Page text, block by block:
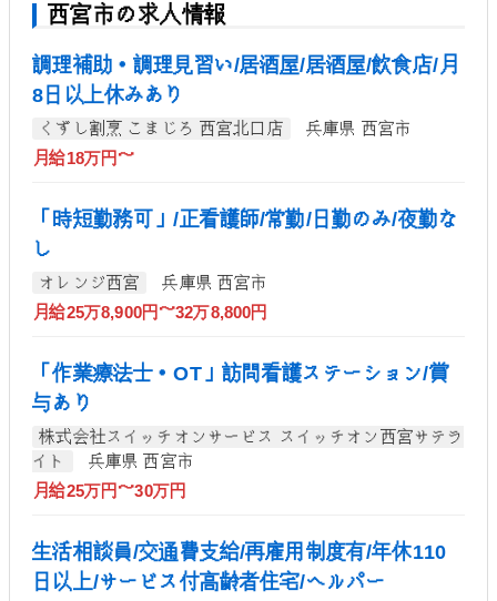
西宮市の求人情報
調理補助・調理見習い/居酒屋/居酒屋/飲食店/月
8日以上休みあり
くずし割烹 こまじろ 西宮北口店
兵庫県 西宮市
月給18万円～
「時短勤務可」/正看護師/常勤/日勤のみ/夜勤な
し
オレンジ西宮
兵庫県 西宮市
月給25万8,900円～32万8,800円
「作業療法士・OT」訪問看護ステーション/賞
与あり
株式会社スイッチオンサービス スイッチオン西宮サテラ
イト
兵庫県 西宮市
月給25万円～30万円
生活相談員/交通費支給/再雇用制度有/年休110
日以上/サービス付高齢者住宅/ヘルパー